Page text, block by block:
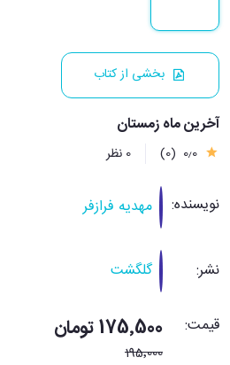
بخشی از کتاب
آخرین ماه زمستان
0٫0 (0) 0 نظر
نویسنده: مهدیه فرازفر
نشر: گلگشت
قیمت: 175٬500 تومان
195٬000